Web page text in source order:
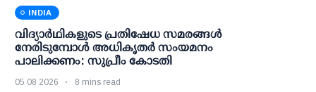
INDIA
വിദ്യാര്‍ഥികളുടെ പ്രതിഷേധ സമരങ്ങള്‍
നേരിടുമ്പോള്‍ അധികൃതര്‍ സംയമനം
പാലിക്കണം: സുപ്രീം കോടതി
05 08 2026 8 mins read